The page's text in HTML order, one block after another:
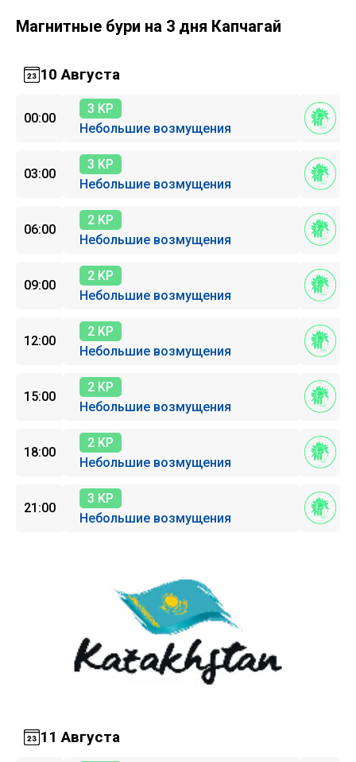
Магнитные бури на 3 дня Капчагай
10 Августа
00:00
3 KP
Небольшие возмущения
03:00
3 KP
Небольшие возмущения
06:00
2 KP
Небольшие возмущения
09:00
2 KP
Небольшие возмущения
12:00
2 KP
Небольшие возмущения
15:00
2 KP
Небольшие возмущения
18:00
2 KP
Небольшие возмущения
21:00
3 KP
Небольшие возмущения
11 Августа